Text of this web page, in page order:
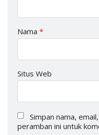
Nama *
Situs Web
Simpan nama,
peramban ini untuk